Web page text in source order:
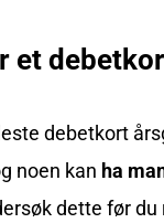
et
debetkort
noen kan ha
dette før du